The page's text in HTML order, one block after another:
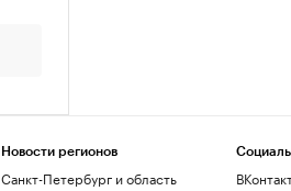
Новости регионов
Санкт-Петербург и область